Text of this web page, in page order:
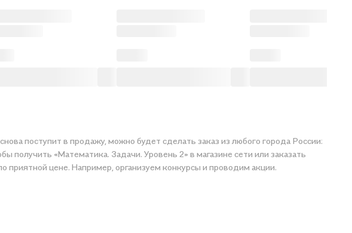
«Математика. Задачи. Уровень 2» в магазине сети или заказать
цене. Например, организуем конкурсы и проводим акции.